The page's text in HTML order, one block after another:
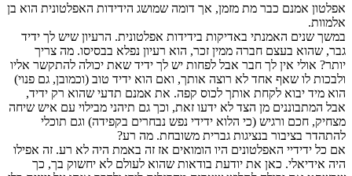
אפלטון אמנם כבר מת מזמן, אך דומה שמושג הידידות האפלטונית הוא בן
אלמוות.
במשך שנים האמנתי באדיקות בידידות אפלטונית. הרעיון שיש לך ידיד
גבר, שהוא בעצם חברה ממין זכר, הוא רעיון נפלא בבסיסו. מה צריך
יותר? אולי אין לך חבר אבל לפחות יש לך ידיד שאת יכולה להתקשר אליו
ולבכות לו שאף אחד לא רוצה אותך, ואם הוא ידיד טוב (וכמובן, גם פנוי)
הוא מיד יבוא לקחת אותך לכוס קפה. את אמנם תדעי שהוא רק ידיד,
אבל המתבוננים מן הצד לא ידעו זאת, וכך גם תיהני מבילוי עם איש שיחה
מצחיק, חכם ורגיש (כי הלוא ידידי נפש נבחרים בקפידה) וגם תוכלי
להתהדר בציבור בנציגות גברית משובחת. מה רע?
אם כל ידידיי האפלטונים היו הומואים אז זה באמת היה לא רע. זה אפילו
היה אידיאלי. כאן את יודעת בודאות שהוא לעולם לא יחשוק בך, כך